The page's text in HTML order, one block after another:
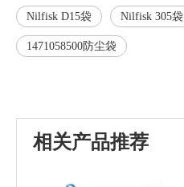
Nilfisk D15袋 Nilfisk 305袋
1471058500防尘袋
相关产品推荐